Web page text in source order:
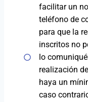
facilitar un
teléfono de
para que la
inscritos no
lo
realización
haya un
caso